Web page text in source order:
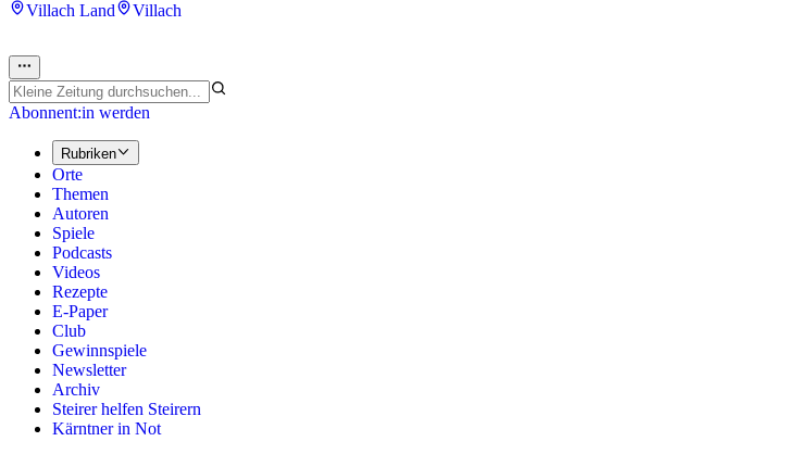
Villach Land
Villach
Abonnent:in werden
Rubriken
Orte
Themen
Autoren
Spiele
Podcasts
Videos
Rezepte
E-Paper
Club
Gewinnspiele
Newsletter
Archiv
Steirer helfen Steirern
Kärntner in Not